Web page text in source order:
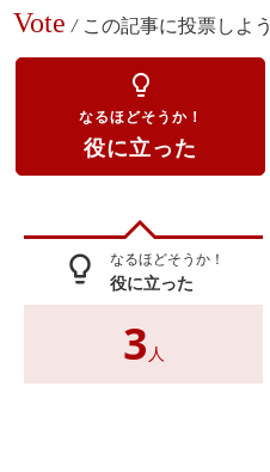
Vote / この記事に投票しよう
lightbulb_outline
なるほどそうか！
役に立った
lightbulb_outline なるほどそうか！
役に立った
3 人